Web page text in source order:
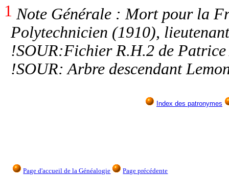
1 Note Générale : Mort pour la
Polytechnicien (1910),
!SOUR:Fichier R.H.2 de Patrice
!SOUR: Arbre descendant
Index des patronymes
Page d'accueil de la Généalogie Page précédente